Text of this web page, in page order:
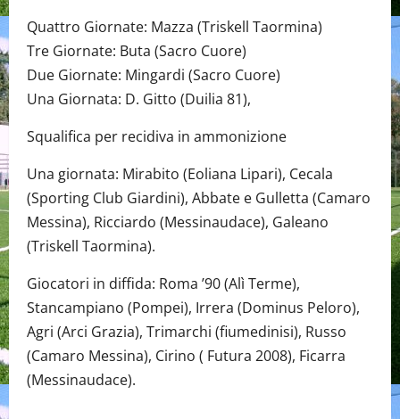
Quattro Giornate: Mazza (Triskell Taormina)
Tre Giornate: Buta (Sacro Cuore)
Due Giornate: Mingardi (Sacro Cuore)
Una Giornata: D. Gitto (Duilia 81),
Squalifica per recidiva in ammonizione
Una giornata: Mirabito (Eoliana Lipari), Cecala
(Sporting Club Giardini), Abbate e Gulletta (Camaro
Messina), Ricciardo (Messinaudace), Galeano
(Triskell Taormina).
Giocatori in diffida: Roma ’90 (Alì Terme),
Stancampiano (Pompei), Irrera (Dominus Peloro),
Agri (Arci Grazia), Trimarchi (fiumedinisi), Russo
(Camaro Messina), Cirino ( Futura 2008), Ficarra
(Messinaudace).